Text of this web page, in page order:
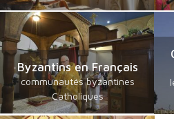
Byzantins en Français
communautés byzantines
Catholiques